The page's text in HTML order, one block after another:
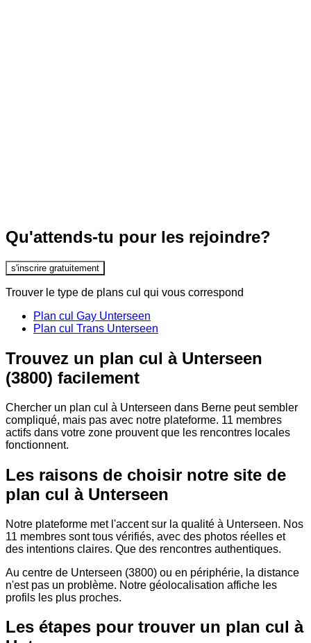
Qu'attends-tu pour les rejoindre?
s'inscrire gratuitement
Trouver le type de plans cul qui vous correspond
Plan cul Gay Unterseen
Plan cul Trans Unterseen
Trouvez un plan cul à Unterseen
(3800) facilement
Chercher un plan cul à Unterseen dans Berne peut sembler
compliqué, mais pas avec notre plateforme. 11 membres
actifs dans votre zone prouvent que les rencontres locales
fonctionnent.
Les raisons de choisir notre site de
plan cul à Unterseen
Notre plateforme met l'accent sur la qualité à Unterseen. Nos
11 membres sont tous vérifiés, avec des photos réelles et
des intentions claires. Que des rencontres authentiques.
Au centre de Unterseen (3800) ou en périphérie, la distance
n'est pas un problème. Notre géolocalisation affiche les
profils les plus proches.
Les étapes pour trouver un plan cul à